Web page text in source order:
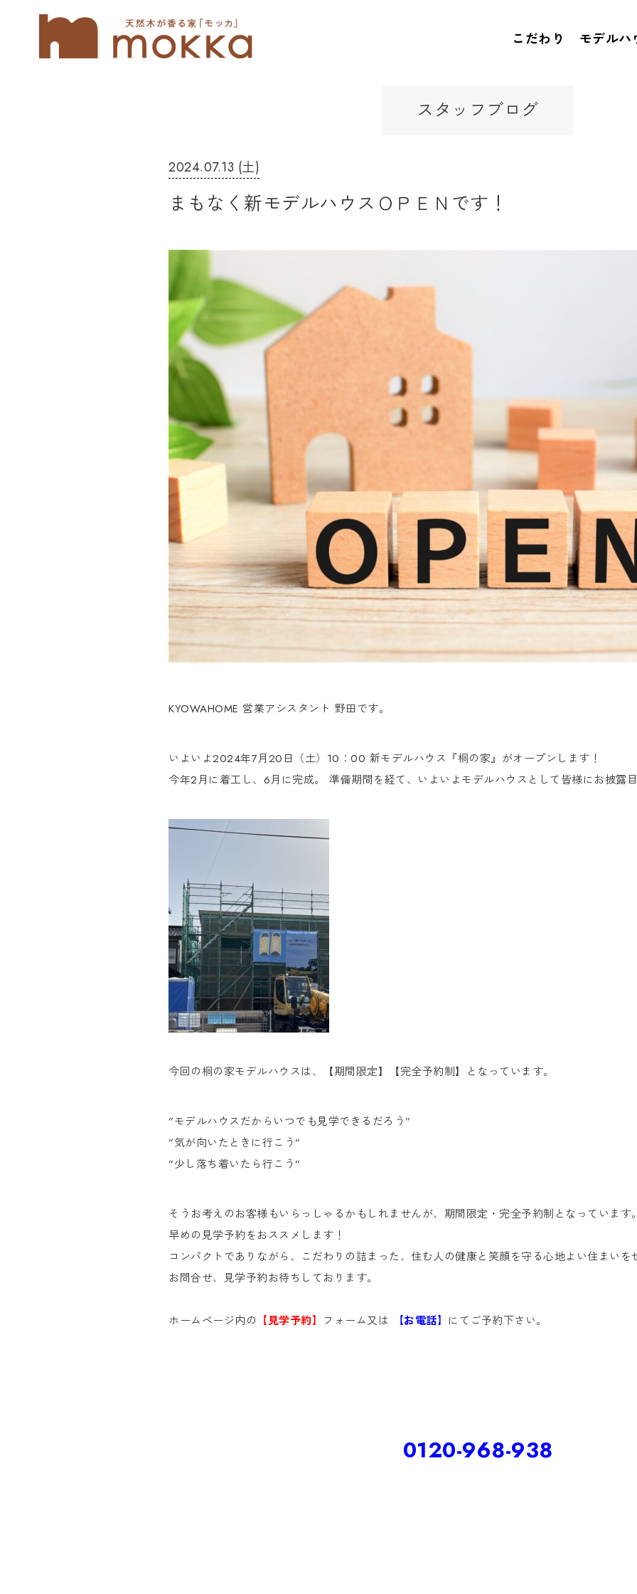
こだわり モデルハ
スタッフブログ
2024.07.13 (土)
まもなく新モデルハウスＯＰＥＮです！
KYOWAHOME 営業アシスタント 野田です。
いよいよ2024年7月20日（土）10：00 新モデルハウス『桐の家』がオープンします！
今年2月に着工し、6月に完成。 準備期間を経て、いよいよモデルハウスとして皆様にお披露
今回の桐の家モデルハウスは、【期間限定】【完全予約制】となっています。
”モデルハウスだからいつでも見学できるだろう”
”気が向いたときに行こう”
”少し落ち着いたら行こう”
そうお考えのお客様もいらっしゃるかもしれませんが、期間限定・完全予約制となっています。
早めの見学予約をおススメします！
コンパクトでありながら、こだわりの詰まった、住む人の健康と笑顔を守る心地よい住まいを
お問合せ、見学予約お待ちしております。
ホームページ内の 【見学予約】 フォーム又は 【お電話】 にてご予約下さい。
0120-968-938